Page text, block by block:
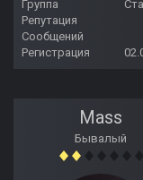
Группа
Репутация
Сообщений
Регистрация
Mass
Бывалый